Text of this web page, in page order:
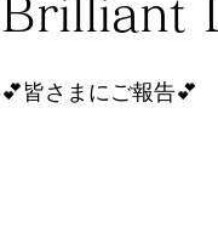
Brilliant
💕皆さまにご報告💕